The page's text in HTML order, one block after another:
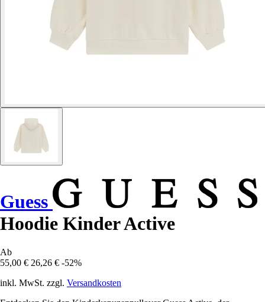
Guess
Hoodie Kinder Active
Ab
55,00 € 26,26 € -52%
inkl. MwSt. zzgl. Versandkosten